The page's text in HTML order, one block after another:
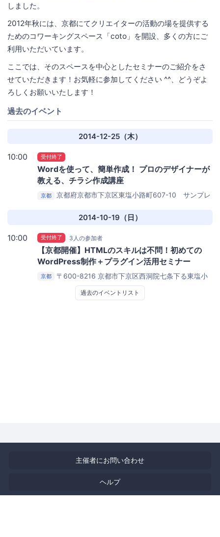
しました。
2012年秋には、京都にてクリエイターの活動の場を提供する
ためのコワーキングスペース「coto」を開設、多くの方にご
利用いただいています。
ここでは、そのスペースを中心としたセミナーのご紹介をさ
せていただきます！お気軽に参加してください ^^、どうぞよ
ろしくお願いいたします！
過去のイベント
2014-12-25（木）
10:00 受付終了
Wordを使って、簡単作成！ プロのデザイナーが
教える、チラシ作成講座
京都
京都府京都市下京区東塩小路町607-10 サンプレ
ワーキングスペースcoto
2014-10-19（日）
10:00 受付終了 3人の参加者
【京都開催】HTMLのスキルは不問！初めての
WordPress制作＋プラグイン活用セミナー
京都
〒600-8216 京都市下京区西洞院七条下る東塩小
路607-10 サンプレ京都ビル 4F 京都コワーキングスペー
ス『Coto』（コト）過去のイベントリスト
主催者にお問い合わせ
ヘルプ